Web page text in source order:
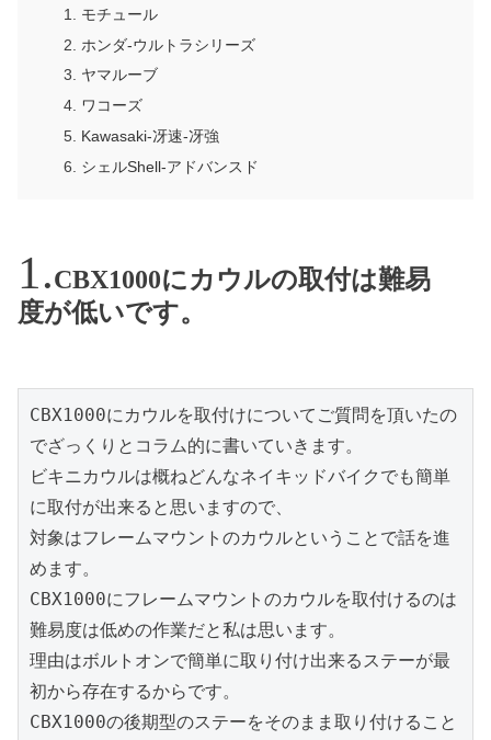
モチュール
ホンダ-ウルトラシリーズ
ヤマルーブ
ワコーズ
Kawasaki-冴速-冴強
シェルShell-アドバンスド
CBX1000にカウルの取付は難易
度が低いです。
CBX1000にカウルを取付けについてご質問を頂いたの
でざっくりとコラム的に書いていきます。
ビキニカウルは概ねどんなネイキッドバイクでも簡単
に取付が出来ると思いますので、
対象はフレームマウントのカウルということで話を進
めます。
CBX1000にフレームマウントのカウルを取付けるのは
難易度は低めの作業だと私は思います。
理由はボルトオンで簡単に取り付け出来るステーが最
初から存在するからです。
CBX1000の後期型のステーをそのまま取り付けること